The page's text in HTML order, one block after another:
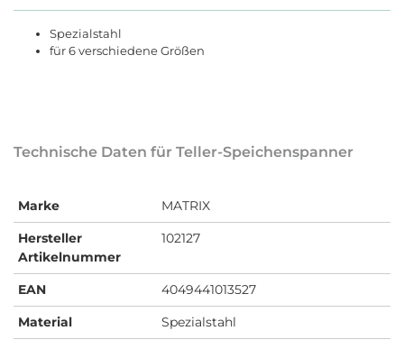
Spezialstahl
für 6 verschiedene Größen
Technische Daten für Teller-Speichenspanner
Marke
MATRIX
Hersteller
Artikelnummer
102127
EAN
4049441013527
Material
Spezialstahl